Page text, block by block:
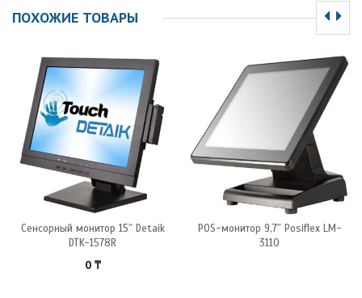
ПОХОЖИЕ ТОВАРЫ
Сенсорный монитор 15″ Detaik
DTK-1578R
0 ₸
POS-монитор 9,7″ Posiflex LM-
3110